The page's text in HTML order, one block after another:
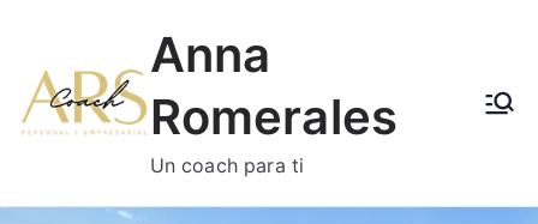
Anna
Romerales
Un coach para ti